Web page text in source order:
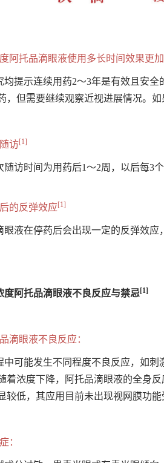
阿托品滴眼液使用多长时间效果更加
均提示连续用药2～3年是有效且安
，但需要继续观察近视进展情况。
访[1]
随访时间为用药后1～2周，以后每3
的反弹效应 [1]
眼液在停药后会出现一定的反弹效
度阿托品滴眼液不良反应与禁忌[1]
滴眼液不良反应：
中可能发生不同程度不良反应，如
着浓度下降，阿托品滴眼液的全身
较低，其应用目前未出现视网膜功能
：